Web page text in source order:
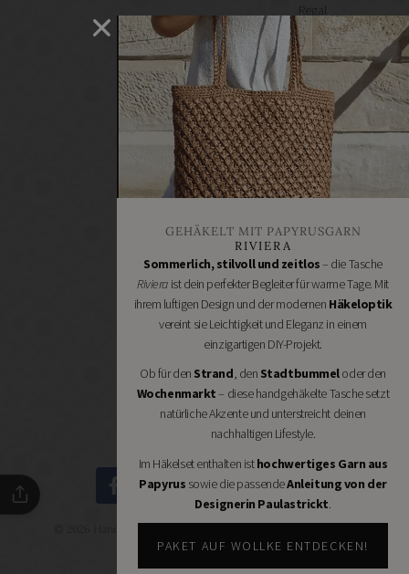
Regal
selber
machen
Heimwerken
Renovieren
DIY
GESCHÄFTE
Bastelbedarf
Stoffgeschäfte
Handgemachtes
Schneidereibedarf
Handarbeitszubehör
DIY
Online
Shops
Schmuckzubehör
Nähmaschinen
selbermachen.
GEHÄKELT MIT PAPYRUSGARN
RIVIERA
Sommerlich, stilvoll und zeitlos– die Tasche
Rivieraist dein perfekter Begleiter für warme Tage. Mit
ihrem luftigen Design und der modernen Häkeloptik
vereint sie Leichtigkeit und Eleganz in einem
einzigartigen DIY-Projekt.
Ob für den Strand, den Stadtbummeloder den
Wochenmarkt– diese handgehäkelte Tasche setzt
natürliche Akzente und unterstreicht deinen
nachhaltigen Lifestyle.
Im Häkelset enthalten isthochwertiges Garn aus
Papyrus sowie die passendeAnleitung von der
Designerin Paulastrickt.
PAKET AUF WOLLKE ENTDECKEN!